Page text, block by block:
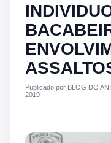
Publicado por BLOG DO
2019